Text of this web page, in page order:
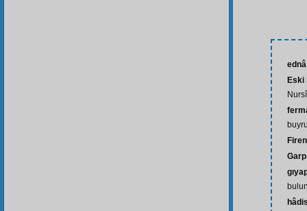
ednâ
Eski
Nursî
Garp